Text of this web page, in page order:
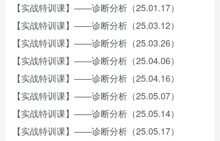
【实战特训课】——诊断分析（25.01.17）
【实战特训课】——诊断分析（25.03.12）
【实战特训课】——诊断分析（25.03.26）
【实战特训课】——诊断分析（25.04.06）
【实战特训课】——诊断分析（25.04.16）
【实战特训课】——诊断分析（25.05.07）
【实战特训课】——诊断分析（25.05.14）
【实战特训课】——诊断分析（25.05.17）